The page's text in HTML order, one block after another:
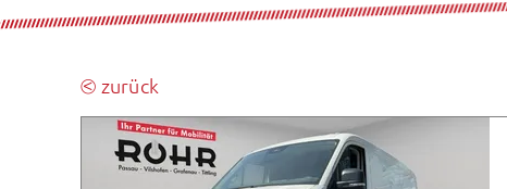
⧀ zurück